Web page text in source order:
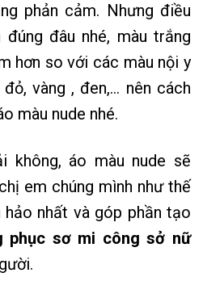
phản cảm. Nhưng điều
đâu nhé, màu trắng
hơn so với các màu nội y
vàng , đen,… nên cách
màu nude nhé.
không, áo màu nude sẽ
em chúng mình như thế
hảo nhất và góp phần tạo
phục sơ mi công sở nữ